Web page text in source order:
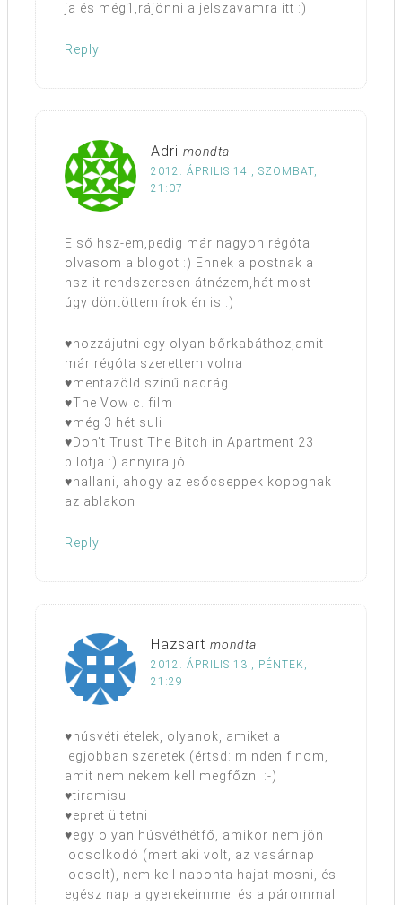
ja és még1,rájönni a jelszavamra itt :)
Reply
Adri mondta
2012. ÁPRILIS 14., SZOMBAT,
21:07
Első hsz-em,pedig már nagyon régóta
olvasom a blogot :) Ennek a postnak a
hsz-it rendszeresen átnézem,hát most
úgy döntöttem írok én is :)
♥hozzájutni egy olyan bőrkabáthoz,amit
már régóta szerettem volna
♥mentazöld színű nadrág
♥The Vow c. film
♥még 3 hét suli
♥Don’t Trust The Bitch in Apartment 23
pilotja :) annyira jó..
♥hallani, ahogy az esőcseppek kopognak
az ablakon
Reply
Hazsart mondta
2012. ÁPRILIS 13., PÉNTEK,
21:29
♥húsvéti ételek, olyanok, amiket a
legjobban szeretek (értsd: minden finom,
amit nem nekem kell megfőzni :-)
♥tiramisu
♥epret ültetni
♥egy olyan húsvéthétfő, amikor nem jön
locsolkodó (mert aki volt, az vasárnap
locsolt), nem kell naponta hajat mosni, és
egész nap a gyerekeimmel és a párommal